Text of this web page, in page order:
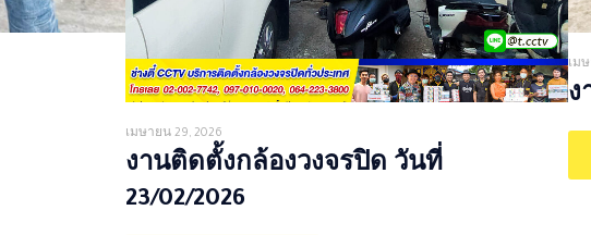
เมษายน 29, 2026
งานติดตั้งกล้องวงจรปิด วันที่
23/02/2026
เม
ง